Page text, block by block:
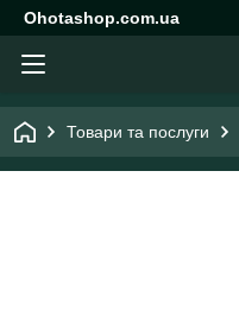
Ohotashop.com.ua
Товари та послуги